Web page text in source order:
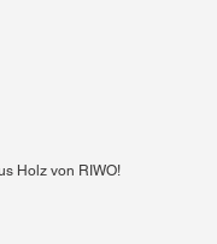
Holz von RIWO!